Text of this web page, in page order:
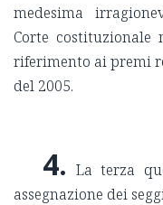
medesima
Corte costituzionale
riferimento ai premi
del 2005.
4. La terza
assegnazione dei